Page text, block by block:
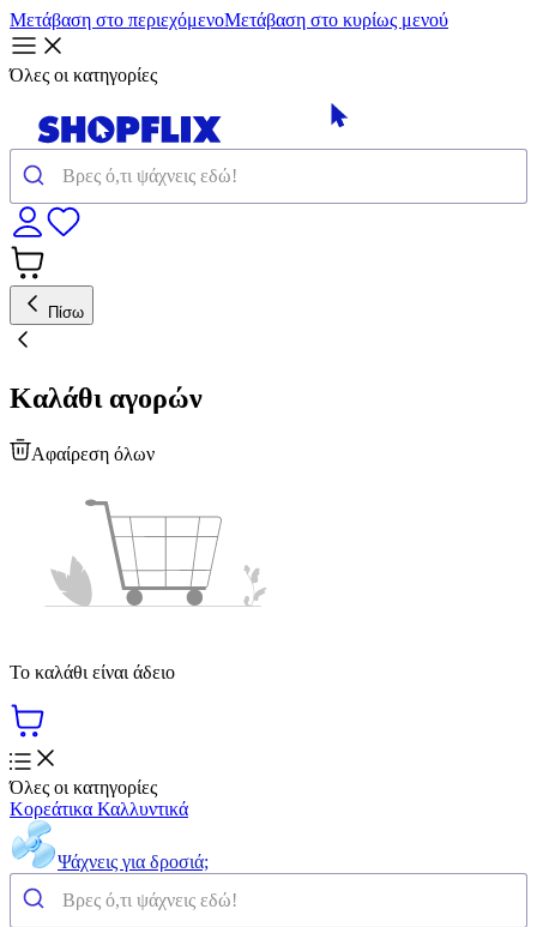
Μετάβαση στο περιεχόμενοΜετάβαση στο κυρίως μενού
Όλες οι κατηγορίες
Πίσω
Καλάθι αγορών
Αφαίρεση όλων
Το καλάθι είναι άδειο
Όλες οι κατηγορίες
Κορεάτικα Καλλυντικά
Ψάχνεις για δροσιά;